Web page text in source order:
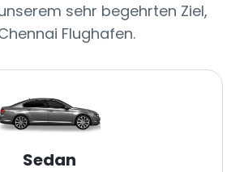
sehr begehrten Ziel,
Flughafen.
Sedan